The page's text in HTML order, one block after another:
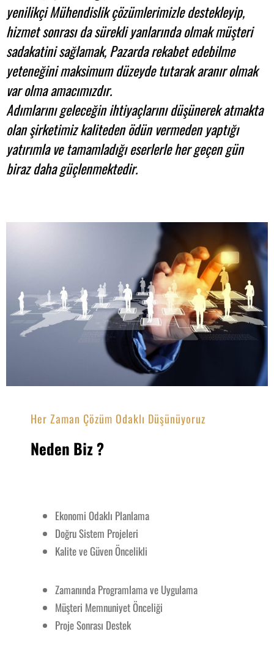
yenilikçi Mühendislik çözümlerimizle destekleyip,
hizmet sonrası da sürekli yanlarında olmak müşteri
sadakatini sağlamak, Pazarda rekabet edebilme
yeteneğini maksimum düzeyde tutarak aranır olmak
var olma amacımızdır.
Adımlarını geleceğin ihtiyaçlarını düşünerek atmakta
olan şirketimiz kaliteden ödün vermeden yaptığı
yatırımla ve tamamladığı eserlerle her geçen gün
biraz daha güçlenmektedir.
Her Zaman Çözüm Odaklı Düşünüyoruz
Neden Biz ?
Ekonomi Odaklı Planlama
Doğru Sistem Projeleri
Kalite ve Güven Öncelikli
Zamanında Programlama ve Uygulama
Müşteri Memnuniyet Önceliği
Proje Sonrası Destek